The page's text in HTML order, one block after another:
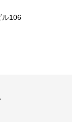
ル106